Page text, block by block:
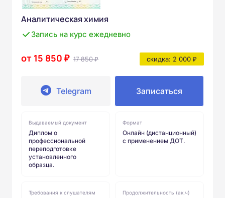
Аналитическая химия
Запись на курс ежедневно
от 15 850 ₽ 17 850 ₽ скидка: 2 000 ₽
Telegram Записаться
Выдаваемый документ
Диплом о
профессиональной
переподготовке
установленного
образца.
Формат
Онлайн (дистанционный)
с применением ДОТ.
Требования к слушателям Продолжительность (ак.ч)